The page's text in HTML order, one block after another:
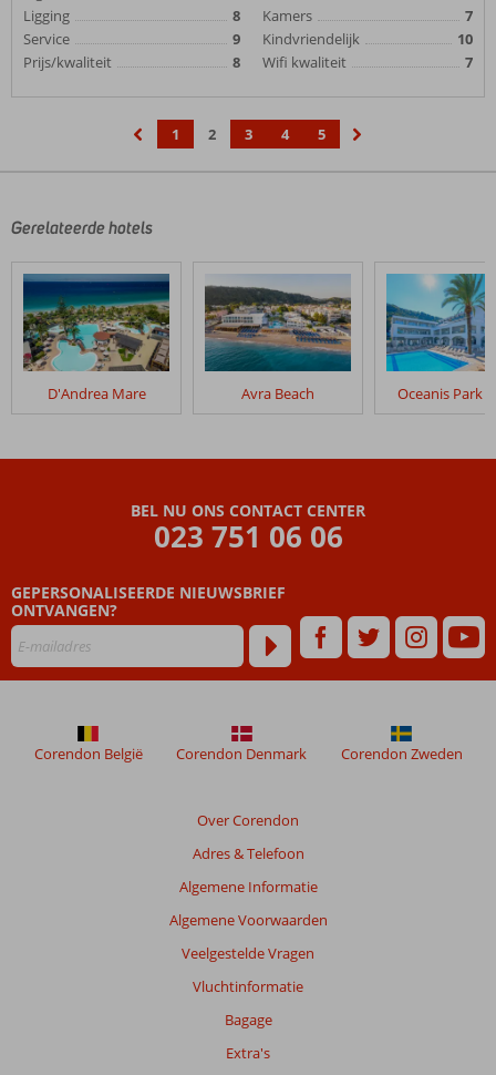
Ligging
8
Service
9
Prijs/kwaliteit
8
Kamers
7
Kindvriendelijk
10
Wifi kwaliteit
7
1 2 3 4
5
Gerelateerde hotels
D'Andrea Mare Avra Beach Oceanis Park
BEL NU ONS CONTACT CENTER
023 751 06 06
GEPERSONALISEERDE NIEUWSBRIEF
ONTVANGEN?
Over Corendon
Adres & Telefoon
Algemene Informatie
Algemene Voorwaarden
Veelgestelde Vragen
Vluchtinformatie
Bagage
Extra's
Corendon België Corendon Denmark Corendon Zweden